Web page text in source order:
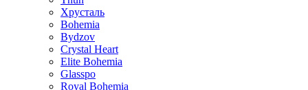
Хрусталь
Bohemia
Bydzov
Crystal Heart
Elite Bohemia
Glasspo
Royal Bohemia